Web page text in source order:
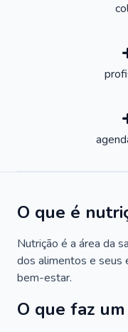
O que é
Nutrição é a área da
dos alimentos e seus
bem-estar.
O que faz